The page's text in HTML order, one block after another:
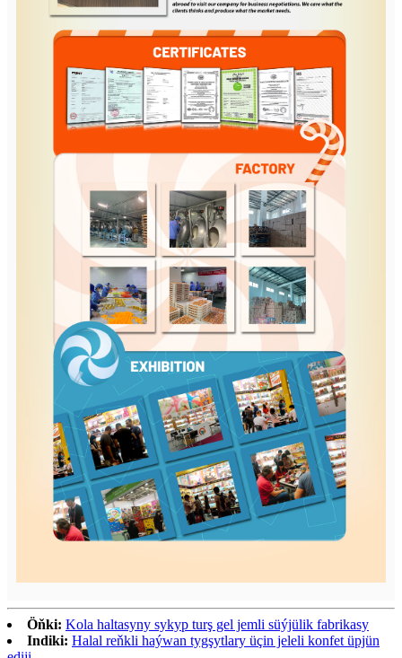
Öňki: Kola haltasyny sykyp turş gel jemli süýjülik fabrikasy
Indiki: Halal reňkli haýwan tygşytlary üçin jeleli konfet üpjün